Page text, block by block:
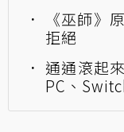
《巫師》
拒絕
通通滾起
PC、